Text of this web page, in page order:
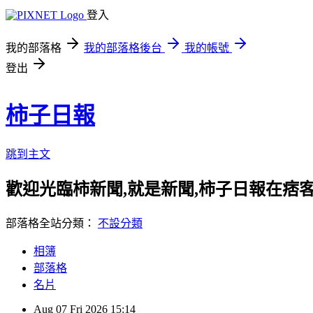
登入
我的部落格 我的部落格後台
我的帳號
登出
柿子日報
跳到主文
歡迎光臨柿新聞,就是新聞,柿子日報在痞
部落格全站分類： 不設分類
相簿
部落格
名片
Aug 07 Fri 2026 15:14